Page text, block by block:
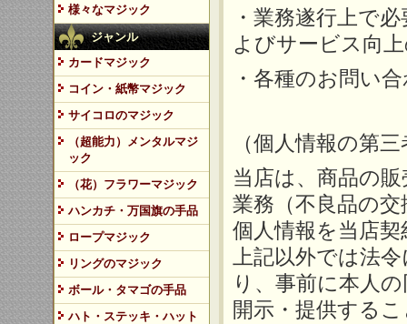
様々なマジック
ジャンル
カードマジック
コイン・紙幣マジック
サイコロのマジック
（超能力）メンタルマジ
ック
（花）フラワーマジック
ハンカチ・万国旗の手品
ロープマジック
リングのマジック
ボール・タマゴの手品
ハト・ステッキ・ハット
・業務遂行上で
よびサービス向
・各種のお問い
（個人情報の第
当店は、商品の
業務（不良品の
個人情報を当店
上記以外では法
り、事前に本人
開示・提供する